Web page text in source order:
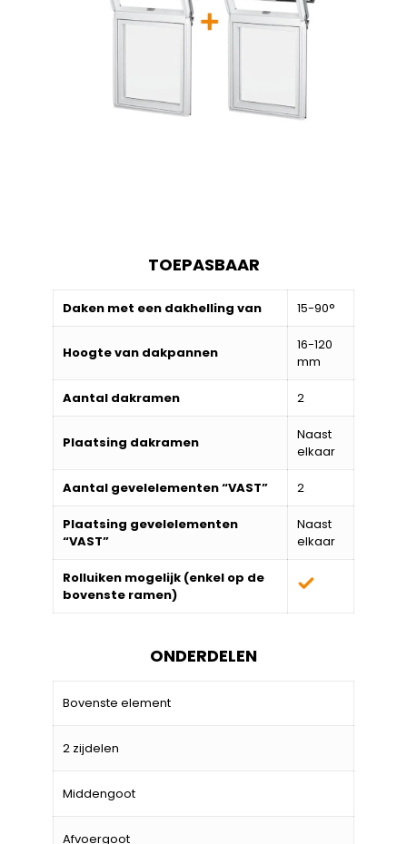
TOEPASBAAR
Daken met een dakhelling van 15-90°
Hoogte van dakpannen
16-120
mm
Aantal dakramen 2
Plaatsing dakramen
Naast
elkaar
Aantal gevelelementen “VAST” 2
Plaatsing gevelelementen
“VAST”
Naast
elkaar
Rolluiken mogelijk (enkel op de
bovenste ramen)
ONDERDELEN
Bovenste element
2 zijdelen
Middengoot
Afvoergoot